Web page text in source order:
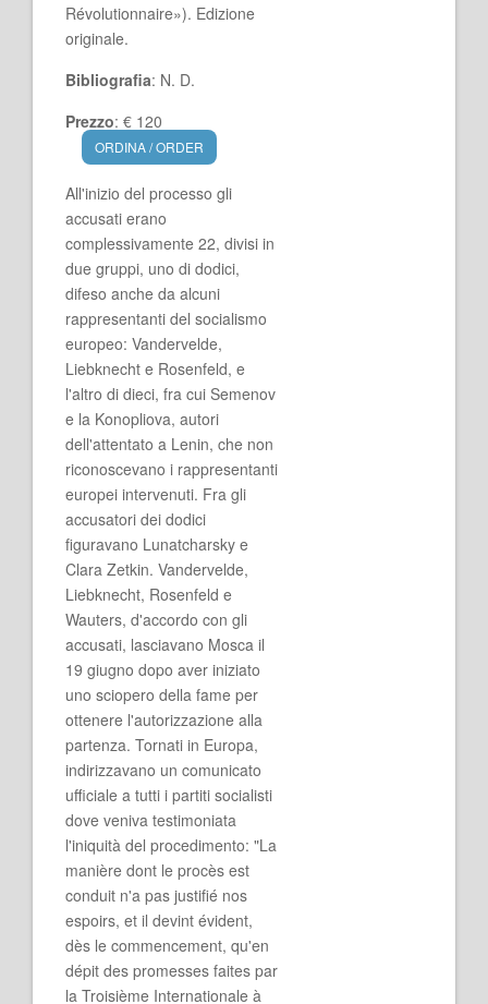
Révolutionnaire»). Edizione
originale.
Bibliografia: N. D.
Prezzo: € 120
ORDINA / ORDER
All'inizio del processo gli
accusati erano
complessivamente 22, divisi in
due gruppi, uno di dodici,
difeso anche da alcuni
rappresentanti del socialismo
europeo: Vandervelde,
Liebknecht e Rosenfeld, e
l'altro di dieci, fra cui Semenov
e la Konopliova, autori
dell'attentato a Lenin, che non
riconoscevano i rappresentanti
europei intervenuti. Fra gli
accusatori dei dodici
figuravano Lunatcharsky e
Clara Zetkin. Vandervelde,
Liebknecht, Rosenfeld e
Wauters, d'accordo con gli
accusati, lasciavano Mosca il
19 giugno dopo aver iniziato
uno sciopero della fame per
ottenere l'autorizzazione alla
partenza. Tornati in Europa,
indirizzavano un comunicato
ufficiale a tutti i partiti socialisti
dove veniva testimoniata
l'iniquità del procedimento: "La
manière dont le procès est
conduit n'a pas justifié nos
espoirs, et il devint évident,
dès le commencement, qu'en
dépit des promesses faites par
la Troisième Internationale à